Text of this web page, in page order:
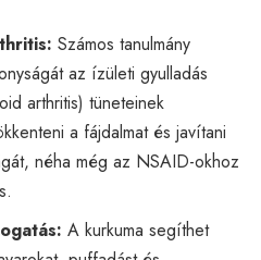
Számos tanulmány
az ízületi gyulladás
arthritis) tüneteinek
a fájdalmat és javítani
néha még az NSAID-okhoz
A kurkuma segíthet